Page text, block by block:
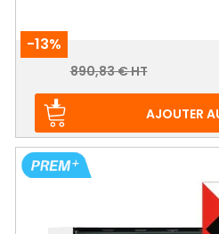
-13%
Prix
Prix
890,83 € HT
AJOUTER